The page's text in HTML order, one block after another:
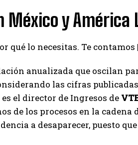
México y América
anualizada que oscilan
las cifras
es el director de Ingresos de
de los procesos en la
a desaparecer, puesto